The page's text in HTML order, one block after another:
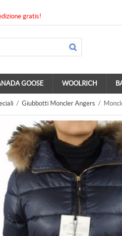
gratis!
GOOSE WOOLRICH
/ Giubbotti Moncler Angers /